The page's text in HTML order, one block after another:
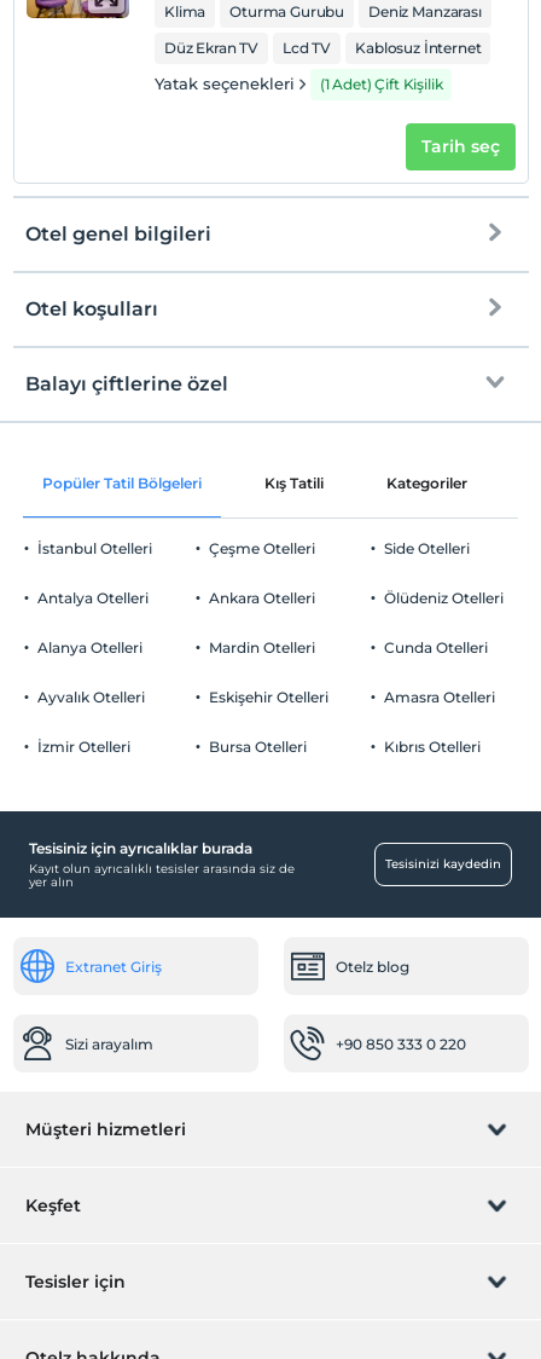
Klima Oturma Gurubu
Deniz Manzarası
Düz Ekran TV
Lcd TV Kablosuz İnternet
Yatak seçenekleri (1 Adet) Çift Kişilik
Tarih seç
Otel genel bilgileri
Ücretsiz Wi-fi
Yiyecek & İçecek
Kahvaltı Salonu
Odalar
Bebek karyolası
Ortak Alanlar
Teras
Transfer servisi (ücretli)
Otel koşulları
Check/in
En erken saat 13:00 ve sonrası
Check/out
Evcil Hayvan
Sigara
Çocuklar
Her bir oda için 4 yaşına kadar 1 çocuk ücretsizdir
Balayı çiftlerine özel
Odaya meyve sepeti ikramı
Popüler Tatil Bölgeleri Kış Tatili Kategoriler
İstanbul Otelleri
Antalya Otelleri
Alanya Otelleri
Ayvalık Otelleri
İzmir Otelleri
Çeşme Otelleri
Ankara Otelleri
Mardin Otelleri
Eskişehir Otelleri
Bursa Otelleri
Side Otelleri
Ölüdeniz Otelleri
Cunda Otelleri
Amasra Otelleri
Kıbrıs Otelleri
Tesisiniz için ayrıcalıklar burada
Kayıt olun ayrıcalıklı tesisler arasında siz de
yer alın
Tesisinizi kaydedin
Extranet Giriş Otelz blog
Sizi arayalım +90 850 333 0 220
Müşteri hizmetleri
Rezervasyon yönet
Keşfet
Hediye Kart
Tesisler için
Hemen tesisinizi ekleyin